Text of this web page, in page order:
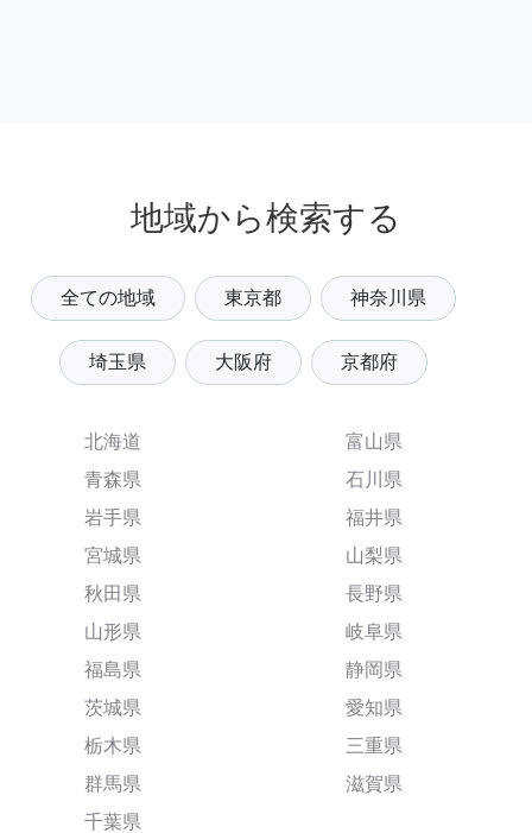
地域から検索する
全ての地域 東京都 神奈川県
埼玉県 大阪府 京都府
北海道
青森県
岩手県
宮城県
秋田県
山形県
福島県
茨城県
栃木県
群馬県
千葉県
富山県
石川県
福井県
山梨県
長野県
岐阜県
静岡県
愛知県
三重県
滋賀県